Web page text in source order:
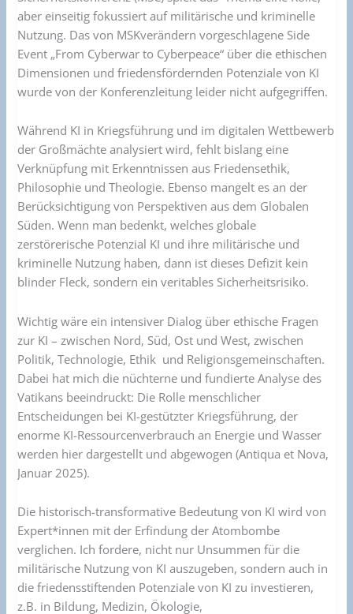
aber einseitig fokussiert auf militärische und kriminelle
Nutzung. Das von MSKverändern vorgeschlagene Side
Event „From Cyberwar to Cyberpeace“ über die ethischen
Dimensionen und friedensfördernden Potenziale von KI
wurde von der Konferenzleitung leider nicht aufgegriffen.
Während KI in Kriegsführung und im digitalen Wettbewerb
der Großmächte analysiert wird, fehlt bislang eine
Verknüpfung mit Erkenntnissen aus Friedensethik,
Philosophie und Theologie. Ebenso mangelt es an der
Berücksichtigung von Perspektiven aus dem Globalen
Süden. Wenn man bedenkt, welches globale
zerstörerische Potenzial KI und ihre militärische und
kriminelle Nutzung haben, dann ist dieses Defizit kein
blinder Fleck, sondern ein veritables Sicherheitsrisiko.
Wichtig wäre ein intensiver Dialog über ethische Fragen
zur KI – zwischen Nord, Süd, Ost und West, zwischen
Politik, Technologie, Ethik und Religionsgemeinschaften.
Dabei hat mich die nüchterne und fundierte Analyse des
Vatikans beeindruckt: Die Rolle menschlicher
Entscheidungen bei KI-gestützter Kriegsführung, der
enorme KI-Ressourcenverbrauch an Energie und Wasser
werden hier dargestellt und abgewogen (Antiqua et Nova,
Januar 2025).
Die historisch-transformative Bedeutung von KI wird von
Expert*innen mit der Erfindung der Atombombe
verglichen. Ich fordere, nicht nur Unsummen für die
militärische Nutzung von KI auszugeben, sondern auch in
die friedensstiftenden Potenziale von KI zu investieren,
z.B. in Bildung, Medizin, Ökologie,